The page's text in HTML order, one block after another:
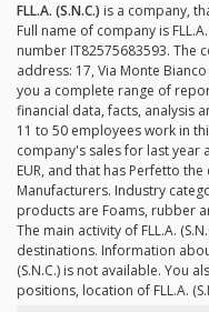
FLL.A. (S.N.C.) is a company,
Full name of company is
number IT82575683593. The
address: 17, Via Monte
you a complete range of
financial data, facts, analysis
11 to 50 employees work in
company's sales for last
EUR, and that has Perfetto
Manufacturers. Industry
products are Foams, rubber
The main activity of FLL.A.
destinations. Information
(S.N.C.) is not available. You
positions, location of FLL.A.